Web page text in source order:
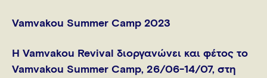
Vamvakou Summer Camp 2023
Η Vamvakou Revival διοργανώνει και φέτος το
Vamvakou Summer Camp, 26/06-14/07, στη